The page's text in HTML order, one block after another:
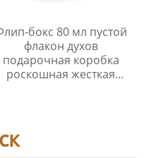
бокс 80 мл пустой
флакон духов
подарочная коробка
роскошная жесткая